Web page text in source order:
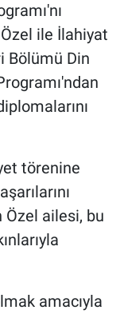
ile İlahiyat
Bölümü Din
törenine
Özel ailesi, bu
amacıyla